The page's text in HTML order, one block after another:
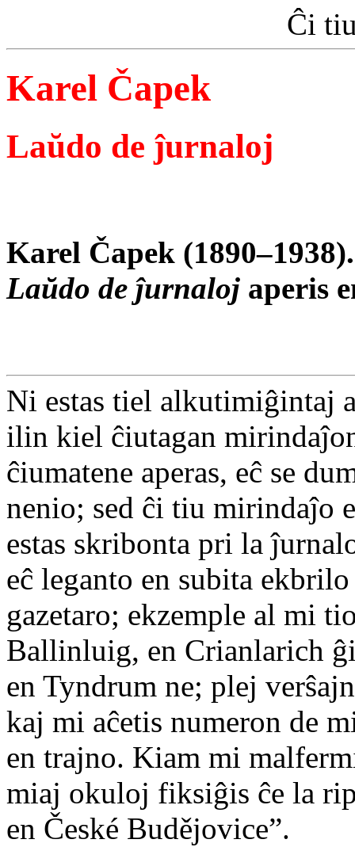
Ĉi
Karel Čapek
Laŭdo de ĵurnaloj
Karel Čapek
Laŭdo de ĵurnaloj aperis
Ni estas tiel alkutimiĝintaj
ilin kiel ĉiutagan
ĉiumatene aperas, eĉ se
nenio; sed ĉi tiu mirindaĵo
estas skribonta pri la
eĉ leganto en subita
gazetaro; ekzemple al mi
Ballinluig, en Crianlarich
en Tyndrum ne; plej
kaj mi aĉetis numeron de
en trajno. Kiam mi
miaj okuloj fiksiĝis ĉe la
en České Budějovice”.